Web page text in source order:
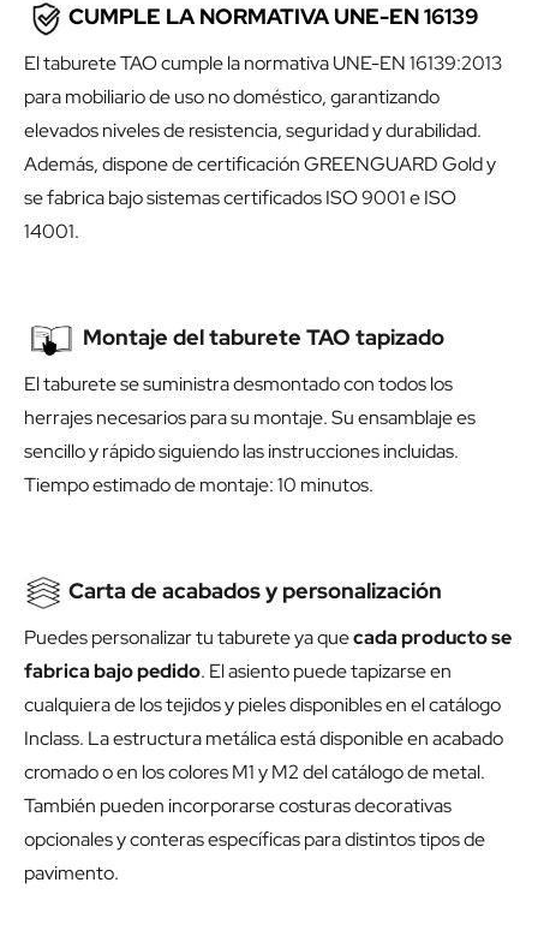
CUMPLE LA NORMATIVA UNE-EN 16139
El taburete TAO cumple la normativa UNE-EN 16139:2013
para mobiliario de uso no doméstico, garantizando
elevados niveles de resistencia, seguridad y durabilidad.
Además, dispone de certificación GREENGUARD Gold y
se fabrica bajo sistemas certificados ISO 9001 e ISO
14001.
Montaje del taburete TAO tapizado
El taburete se suministra desmontado con todos los
herrajes necesarios para su montaje. Su ensamblaje es
sencillo y rápido siguiendo las instrucciones incluidas.
Tiempo estimado de montaje: 10 minutos.
Carta de acabados y personalización
Puedes personalizar tu taburete ya quecada producto se
fabrica bajo pedido. El asiento puede tapizarse en
cualquiera de los tejidos y pieles disponibles en el catálogo
Inclass. La estructura metálica está disponible en acabado
cromado o en los colores M1 y M2 del catálogo de metal.
También pueden incorporarse costuras decorativas
opcionales y conteras específicas para distintos tipos de
pavimento.